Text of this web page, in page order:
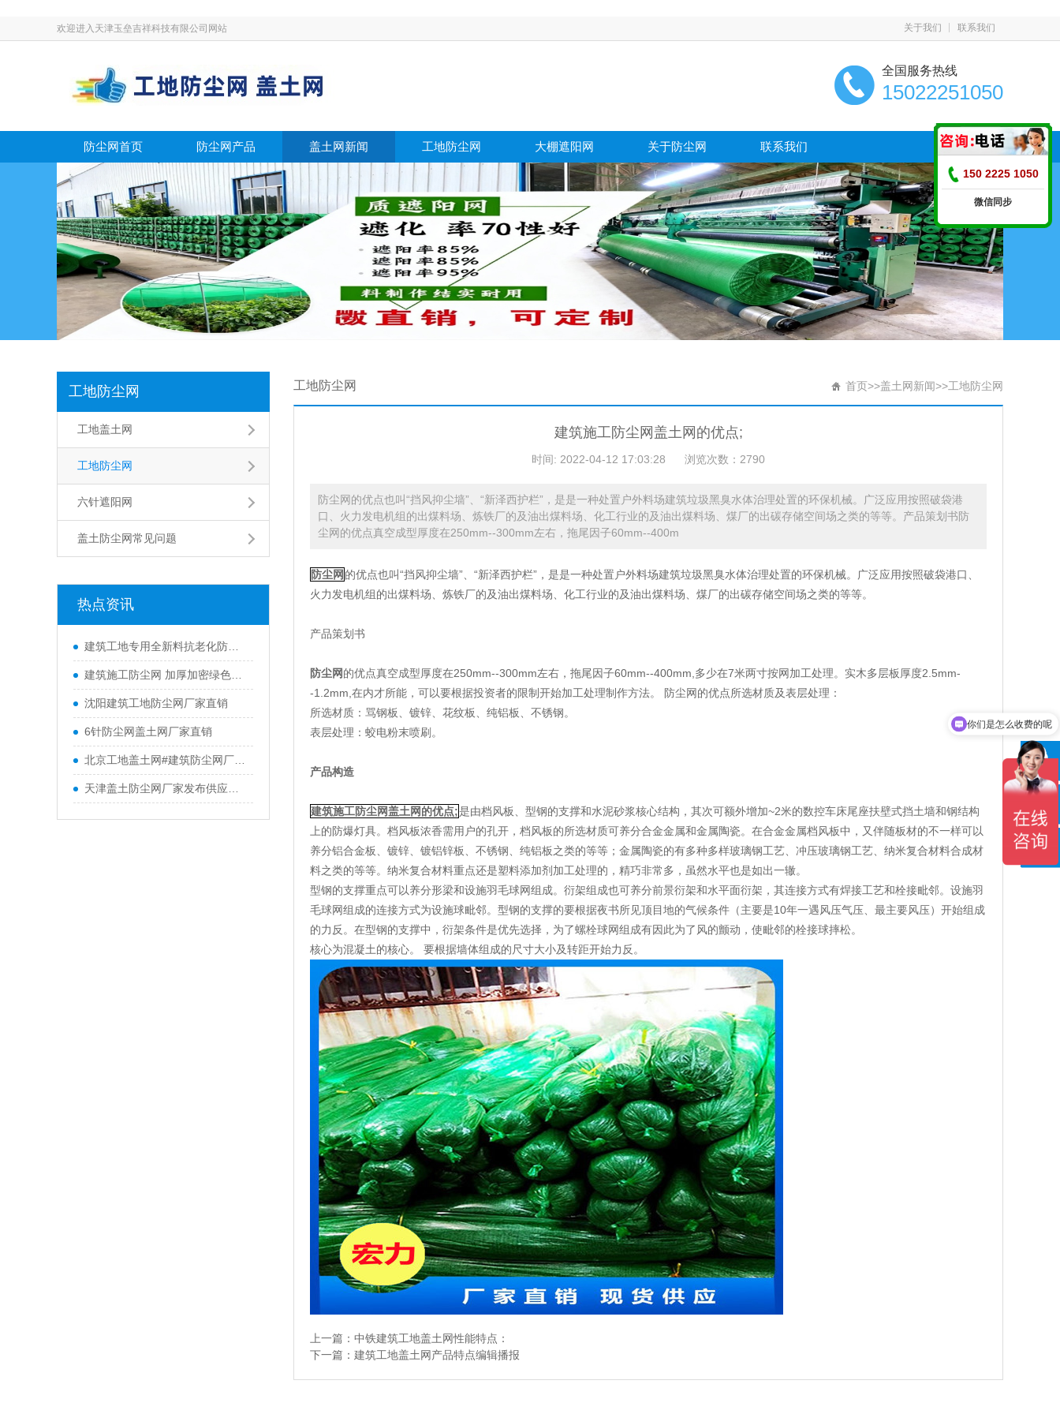
欢迎进入天津玉垒吉祥科技有限公司网站 关于我们 联系我们
全国服务热线
15022251050
防尘网首页 防尘网产品 盖土网新闻 工地防尘网 大棚遮阳网 关于防尘网 联系我们
工地防尘网
工地盖土网
工地防尘网
六针遮阳网
盖土防尘网常见问题
热点资讯
建筑工地专用全新料抗老化防尘网 8*20-50米规格 北京源头厂家直供
建筑施工防尘网 加厚加密绿色防尘布 市政工程防沙防尘长尾盖土网
沈阳建筑工地防尘网厂家直销
6针防尘网盖土网厂家直销
北京工地盖土网#建筑防尘网厂家直销
天津盖土防尘网厂家发布供应信息
工地防尘网 首页>>盖土网新闻>>工地防尘网
建筑施工防尘网盖土网的优点;
时间: 2022-04-12 17:03:28 浏览次数：2790
防尘网的优点也叫“挡风抑尘墙”、“新泽西护栏”，是是一种处置户外料场建筑垃圾黑臭水体治理处置的环保机械。广泛应用按照破袋港
口、火力发电机组的出煤料场、炼铁厂的及油出煤料场、化工行业的及油出煤料场、煤厂的出碳存储空间场之类的等等。产品策划书防
尘网的优点真空成型厚度在250mm--300mm左右，拖尾因子60mm--400m
防尘网 的优点也叫“挡风抑尘墙”、“新泽西护栏”，是是一种处置户外料场建筑垃圾黑臭水体治理处置的环保机械。广泛应用按照破袋港口、
火力发电机组的出煤料场、炼铁厂的及油出煤料场、化工行业的及油出煤料场、煤厂的出碳存储空间场之类的等等。
产品策划书
防尘网的优点真空成型厚度在250mm--300mm左右，拖尾因子60mm--400mm,多少在7米两寸按网加工处理。实木多层板厚度2.5mm-
-1.2mm,在内才所能，可以要根据投资者的限制开始加工处理制作方法。
防尘网的优点所选材质及表层处理：
所选材质：骂钢板、镀锌、花纹板、纯铝板、不锈钢。
表层处理：蛟电粉末喷刷。
产品构造
建筑施工防尘网盖土网的优点;是由档风板、型钢的支撑和水泥砂浆核心结构，其次可额外增加~2米的数控车床尾座扶壁式挡土墙和钢结构
上的防爆灯具。档风板浓香需用户的孔开，档风板的所选材质可养分合金金属和金属陶瓷。在合金金属档风板中，又伴随板材的不一样可以
养分铝合金板、镀锌、镀铝锌板、不锈钢、纯铝板之类的等等；金属陶瓷的有多种多样玻璃钢工艺、冲压玻璃钢工艺、纳米复合材料合成材
料之类的等等。纳米复合材料重点还是塑料添加剂加工处理的，精巧非常多，虽然水平也是如出一辙。
型钢的支撑重点可以养分形梁和设施羽毛球网组成。衍架组成也可养分前景衍架和水平面衍架，其连接方式有焊接工艺和栓接毗邻。设施羽
毛球网组成的连接方式为设施球毗邻。型钢的支撑的要根据夜书所见顶目地的气候条件（主要是10年一遇风压气压、最主要风压）开始组成
的力反。在型钢的支撑中，衍架条件是优先选择，为了螺栓球网组成有因此为了风的颤动，使毗邻的栓接球摔松。
核心为混凝土的核心。 要根据墙体组成的尺寸大小及转距开始力反。
上一篇： 中铁建筑工地盖土网性能特点：
下一篇： 建筑工地盖土网产品特点编辑播报
150 2225 1050
微信同步
客服
分享
你们是怎么收费的呢